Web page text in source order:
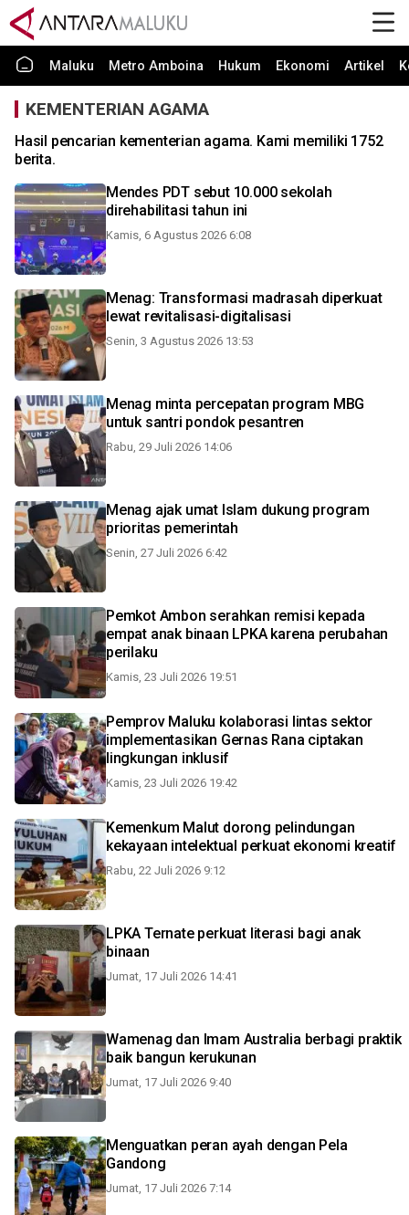
Maluku Metro Amboina Hukum Ekonomi Artikel
KEMENTERIAN AGAMA
Hasil pencarian kementerian agama. Kami memiliki 1752
berita.
Mendes PDT sebut 10.000 sekolah
direhabilitasi tahun ini
Kamis, 6 Agustus 2026 6:08
Menag: Transformasi madrasah diperkuat
lewat revitalisasi-digitalisasi
Senin, 3 Agustus 2026 13:53
Menag minta percepatan program MBG
untuk santri pondok pesantren
Rabu, 29 Juli 2026 14:06
Menag ajak umat Islam dukung program
prioritas pemerintah
Senin, 27 Juli 2026 6:42
Pemkot Ambon serahkan remisi kepada
empat anak binaan LPKA karena perubahan
perilaku
Kamis, 23 Juli 2026 19:51
Pemprov Maluku kolaborasi lintas sektor
implementasikan Gernas Rana ciptakan
lingkungan inklusif
Kamis, 23 Juli 2026 19:42
Kemenkum Malut dorong pelindungan
kekayaan intelektual perkuat ekonomi kreatif
Rabu, 22 Juli 2026 9:12
LPKA Ternate perkuat literasi bagi anak
binaan
Jumat, 17 Juli 2026 14:41
Wamenag dan Imam Australia berbagi praktik
baik bangun kerukunan
Jumat, 17 Juli 2026 9:40
Menguatkan peran ayah dengan Pela
Gandong
Jumat, 17 Juli 2026 7:14